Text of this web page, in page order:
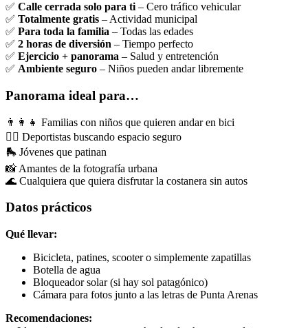
✅ Calle cerrada solo para ti – Cero tráfico vehicular
✅ Totalmente gratis – Actividad municipal
✅ Para toda la familia – Todas las edades
✅ 2 horas de diversión – Tiempo perfecto
✅ Ejercicio + panorama – Salud y entretención
✅ Ambiente seguro – Niños pueden andar libremente
Panorama ideal para…
👨‍👩‍👧 Familias con niños que quieren andar en bici
🏃‍♀️ Deportistas buscando espacio seguro
🛼 Jóvenes que patinan
📸 Amantes de la fotografía urbana
🌊 Cualquiera que quiera disfrutar la costanera sin autos
Datos prácticos
Qué llevar:
Bicicleta, patines, scooter o simplemente zapatillas
Botella de agua
Bloqueador solar (si hay sol patagónico)
Cámara para fotos junto a las letras de Punta Arenas
Recomendaciones: